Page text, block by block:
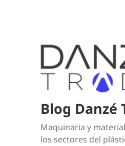
Blog Danzé
Maquinaria y
los sectores del